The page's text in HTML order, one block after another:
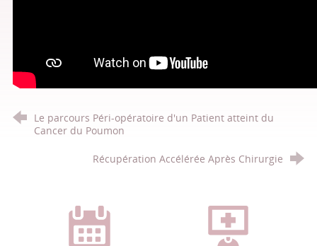
Le parcours Péri-opératoire d'un Patient atteint du
Cancer du Poumon
Récupération Accélérée Après Chirurgie